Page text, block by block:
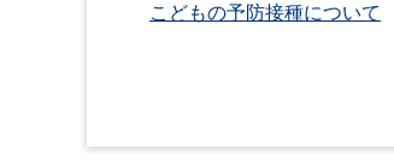
こどもの予防接種について